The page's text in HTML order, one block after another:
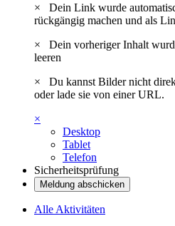
×
Dein Link wurde
rückgängig machen und als
×
Dein vorheriger Inhalt
leeren
×
Du kannst Bilder nicht
oder lade sie von einer URL.
×
Desktop
Tablet
Telefon
Sicherheitsprüfung
Meldung abschicken
Alle Aktivitäten